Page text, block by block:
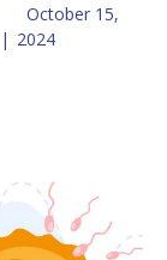
|
October 15,
2024